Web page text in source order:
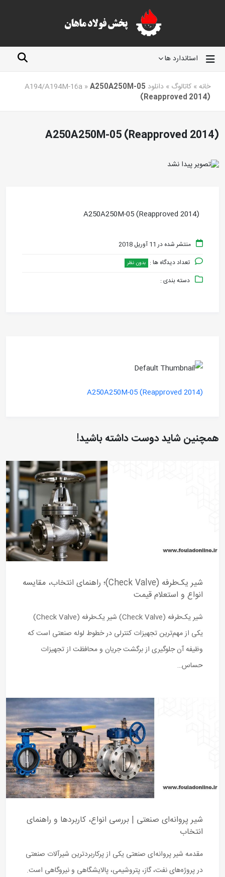
استاندارد ها
خانه » کاتالوگ » دانلود A194/A194M-16a » A250A250M-05
(Reapproved 2014)
A250A250M-05 (Reapproved 2014)
A250A250M-05 (Reapproved 2014)
منتشر شده در 11 آوریل 2018
تعداد دیدگاه ها : بدون نظر
دسته بندی :
A250A250M-05 (Reapproved 2014)
همچنین شاید دوست داشته باشید!
شیر یک‌طرفه (Check Valve)؛ راهنمای انتخاب، مقایسه
انواع و استعلام قیمت
شیر یک‌طرفه (Check Valve) شیر یک‌طرفه (Check Valve)
یکی از مهم‌ترین تجهیزات کنترلی در خطوط لوله صنعتی است که
وظیفه آن جلوگیری از برگشت جریان و محافظت از تجهیزات
حساس…
شیر پروانه‌ای صنعتی | بررسی انواع، کاربردها و راهنمای
انتخاب
مقدمه شیر پروانه‌ای صنعتی یکی از پرکاربردترین شیرآلات صنعتی
در پروژه‌های نفت، گاز، پتروشیمی، پالایشگاهی و نیروگاهی است.